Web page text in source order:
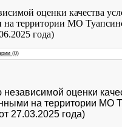
оценки качества
на территории МО
года)
(0)
оценки
на территории МО
27.03.2025 года)